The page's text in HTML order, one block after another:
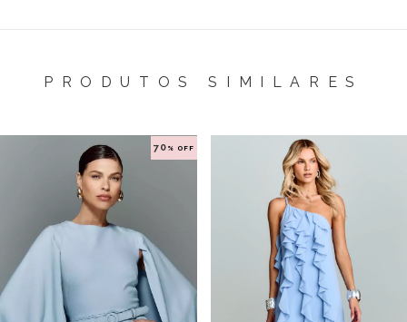
PRODUTOS SIMILARES
70 % OFF